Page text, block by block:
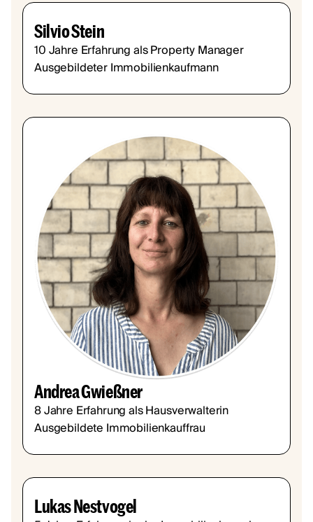
Silvio Stein
10 Jahre Erfahrung als Property Manager
Ausgebildeter Immobilienkaufmann
Andrea Gwießner
8 Jahre Erfahrung als Hausverwalterin
Ausgebildete Immobilienkauffrau
Lukas Nestvogel